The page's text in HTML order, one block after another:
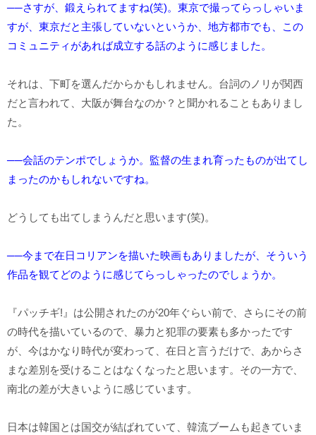
──さすが、鍛えられてますね(笑)。東京で撮ってらっしゃいま
すが、東京だと主張していないというか、地方都市でも、この
コミュニティがあれば成立する話のように感じました。
それは、下町を選んだからかもしれません。台詞のノリが関西
だと言われて、大阪が舞台なのか？と聞かれることもありまし
た。
──会話のテンポでしょうか。監督の生まれ育ったものが出てし
まったのかもしれないですね。
どうしても出てしまうんだと思います(笑)。
──今まで在日コリアンを描いた映画もありましたが、そういう
作品を観てどのように感じてらっしゃったのでしょうか。
『パッチギ!』は公開されたのが20年ぐらい前で、さらにその前
の時代を描いているので、暴力と犯罪の要素も多かったです
が、今はかなり時代が変わって、在日と言うだけで、あからさ
まな差別を受けることはなくなったと思います。その一方で、
南北の差が大きいように感じています。
日本は韓国とは国交が結ばれていて、韓流ブームも起きていま